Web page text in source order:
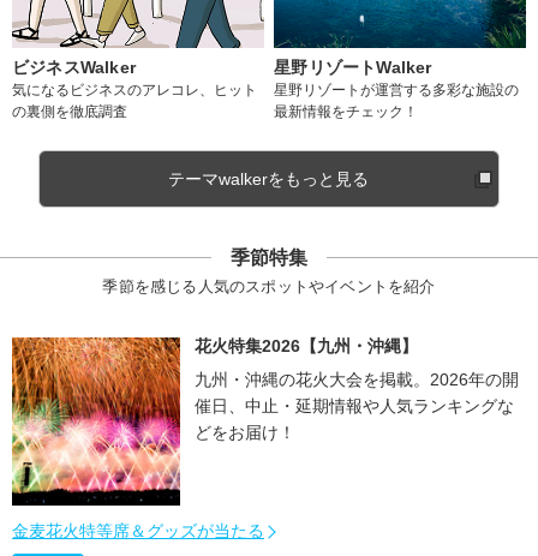
ビジネスWalker
気になるビジネスのアレコレ、ヒット
の裏側を徹底調査
星野リゾートWalker
星野リゾートが運営する多彩な施設の
最新情報をチェック！
テーマwalkerをもっと見る
季節特集
季節を感じる人気のスポットやイベントを紹介
花火特集2026【九州・沖縄】
九州・沖縄の花火大会を掲載。2026年の開
催日、中止・延期情報や人気ランキングな
どをお届け！
金麦花火特等席＆グッズが当たる